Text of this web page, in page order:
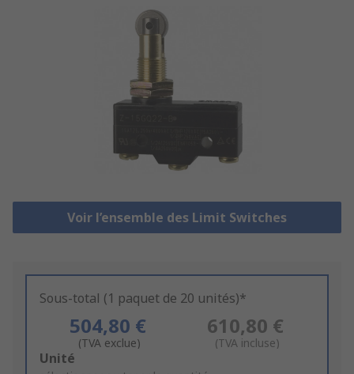
Voir l’ensemble des Limit Switches
Sous-total (1 paquet de 20 unités)*
504,80 €
(TVA exclue)
610,80 €
(TVA incluse)
Add
Unité